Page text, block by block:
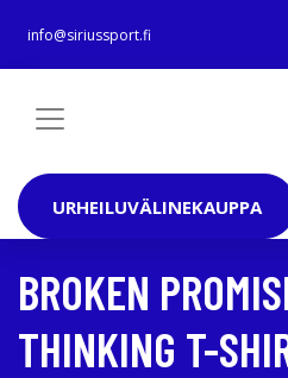
info@siriussport.fi
URHEILUVÄLINEKAUPPA
BROKEN
THINKING T-